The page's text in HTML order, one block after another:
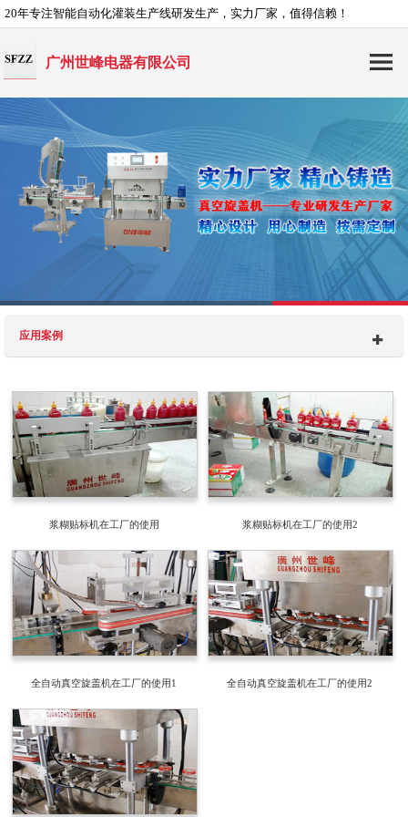
20年专注智能自动化灌装生产线研发生产，实力厂家，值得信赖！
广州世峰电器有限公司
应用案例
浆糊贴标机在工厂的使用 浆糊贴标机在工厂的使用2
全自动真空旋盖机在工厂的使用1 全自动真空旋盖机在工厂的使用2